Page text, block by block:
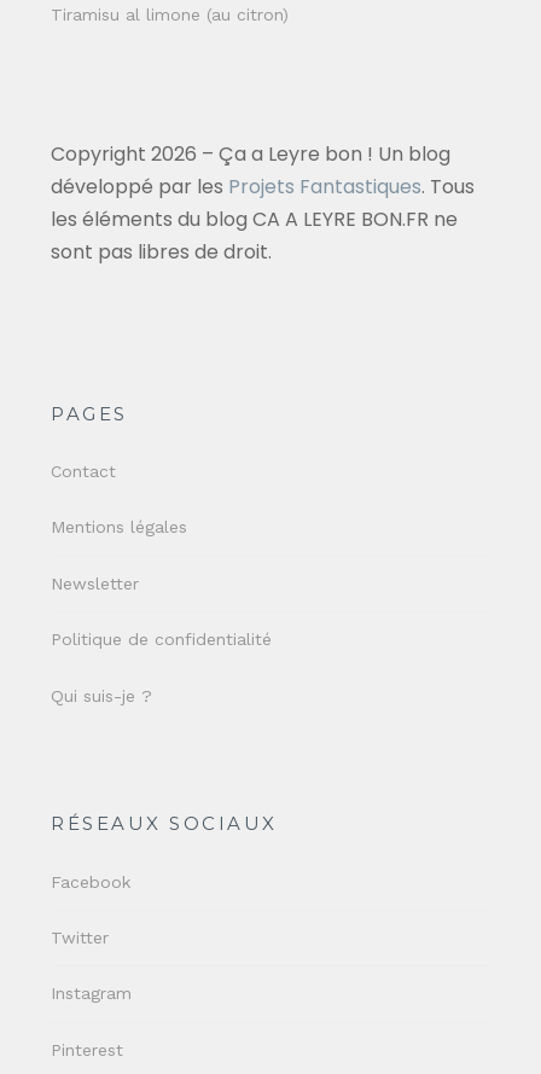
Tiramisu al limone (au citron)
Copyright 2026 – Ça a Leyre bon ! Un blog
développé par les Projets Fantastiques. Tous
les éléments du blog CA A LEYRE BON.FR ne
sont pas libres de droit.
PAGES
Contact
Mentions légales
Newsletter
Politique de confidentialité
Qui suis-je ?
RÉSEAUX SOCIAUX
Facebook
Twitter
Instagram
Pinterest